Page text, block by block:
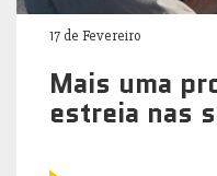
17 de Fevereiro
Mais uma
estreia nas